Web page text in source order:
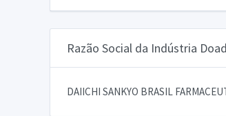
Razão Social da Indústria
DAIICHI SANKYO BRASIL